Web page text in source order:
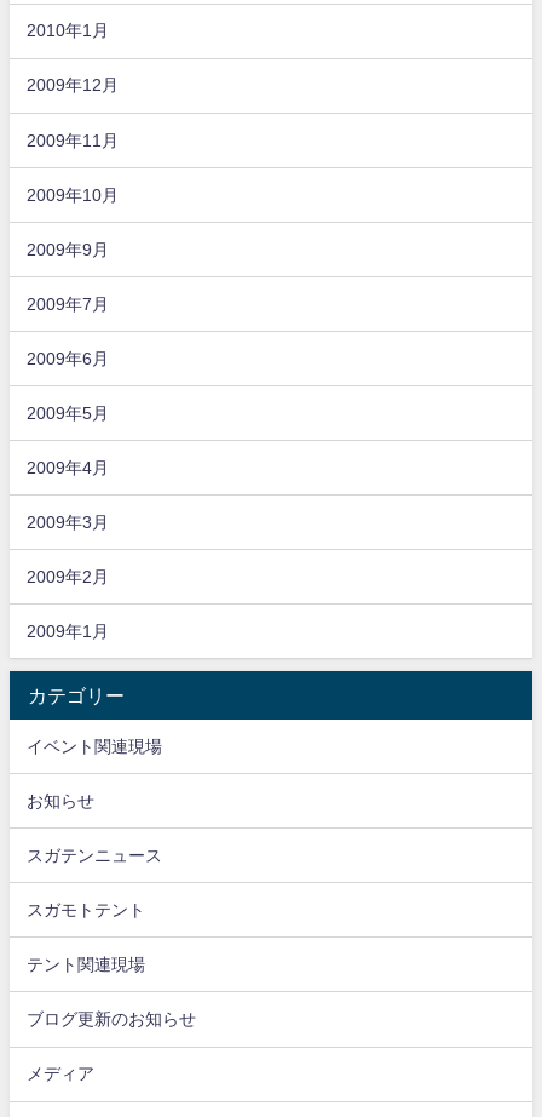
2010年1月
2009年12月
2009年11月
2009年10月
2009年9月
2009年7月
2009年6月
2009年5月
2009年4月
2009年3月
2009年2月
2009年1月
カテゴリー
イベント関連現場
お知らせ
スガテンニュース
スガモトテント
テント関連現場
ブログ更新のお知らせ
メディア